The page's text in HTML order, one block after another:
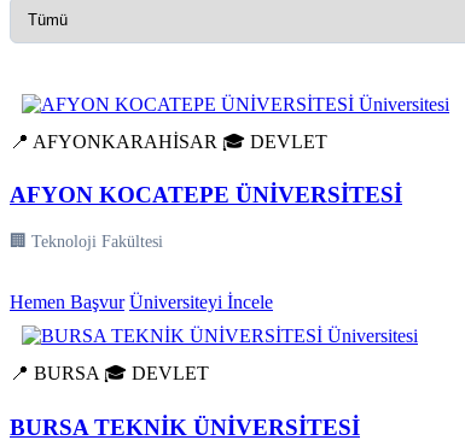
📍 AFYONKARAHİSAR 🎓 DEVLET
AFYON KOCATEPE ÜNİVERSİTESİ
🏢 Teknoloji Fakültesi
Hemen Başvur Üniversiteyi İncele
📍 BURSA 🎓 DEVLET
BURSA TEKNİK ÜNİVERSİTESİ